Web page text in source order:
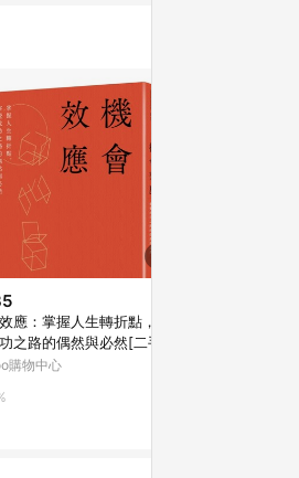
應：掌握人生轉折點，察
之路的偶然與必然[二手書
]購物中心